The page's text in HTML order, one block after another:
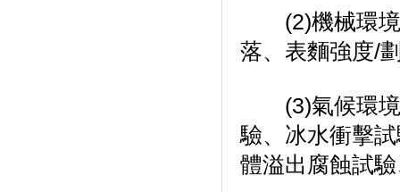
(2)機械環境試驗
落、表麵強度/
(3)氣候環境試驗
驗、冰水衝擊試
體溢出腐蝕試驗